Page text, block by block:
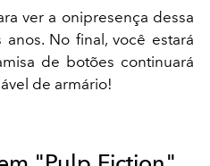
ver a onipresença dessa
No final, você estará
de botões continuará
de armário!